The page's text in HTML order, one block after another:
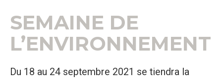
SEMAINE DE
L’ENVIRONNEMENT
Du 18 au 24 septembre 2021 se tiendra la